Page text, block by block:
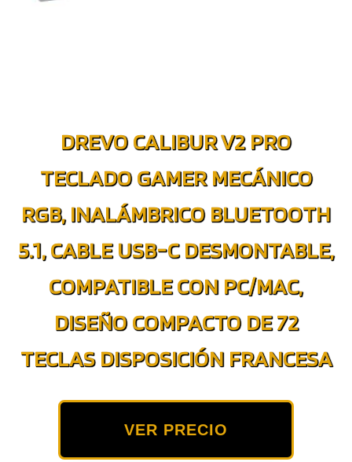
DREVO CALIBUR V2 PRO
TECLADO GAMER MECÁNICO
RGB, INALÁMBRICO BLUETOOTH
5.1, CABLE USB-C DESMONTABLE,
COMPATIBLE CON PC/MAC,
DISEÑO COMPACTO DE 72
TECLAS DISPOSICIÓN FRANCESA
VER PRECIO